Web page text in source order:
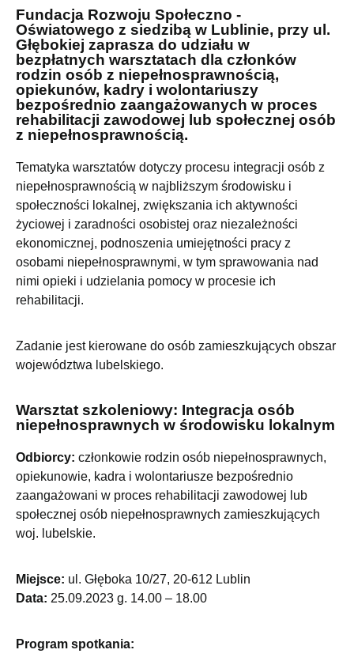
Fundacja Rozwoju Społeczno -
Oświatowego z siedzibą w Lublinie, przy ul.
Głębokiej zaprasza do udziału w
bezpłatnych warsztatach dla członków
rodzin osób z niepełnosprawnością,
opiekunów, kadry i wolontariuszy
bezpośrednio zaangażowanych w proces
rehabilitacji zawodowej lub społecznej osób
z niepełnosprawnością.
Tematyka warsztatów dotyczy procesu integracji osób z
niepełnosprawnością w najbliższym środowisku i
społeczności lokalnej, zwiększania ich aktywności
życiowej i zaradności osobistej oraz niezależności
ekonomicznej, podnoszenia umiejętności pracy z
osobami niepełnosprawnymi, w tym sprawowania nad
nimi opieki i udzielania pomocy w procesie ich
rehabilitacji.
Zadanie jest kierowane do osób zamieszkujących obszar
województwa lubelskiego.
Warsztat szkoleniowy: Integracja osób
niepełnosprawnych w środowisku lokalnym
Odbiorcy: członkowie rodzin osób niepełnosprawnych,
opiekunowie, kadra i wolontariusze bezpośrednio
zaangażowani w proces rehabilitacji zawodowej lub
społecznej osób niepełnosprawnych zamieszkujących
woj. lubelskie.
Miejsce: ul. Głęboka 10/27, 20-612 Lublin
Data: 25.09.2023 g. 14.00 – 18.00
Program spotkania: